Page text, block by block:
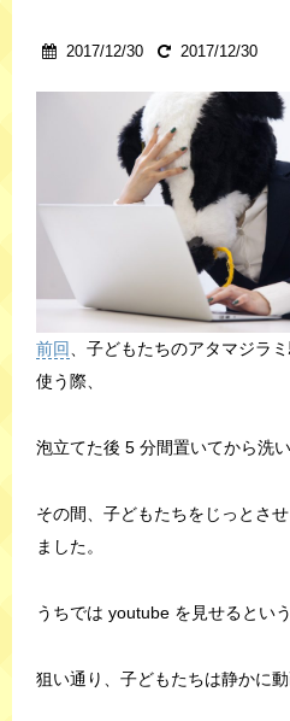
2017/12/30 2017/12/30
前回
、子どもたちのアタマジラ
使う際、
泡立てた後 5 分間置いてから洗
その間、子どもたちをじっとさ
ました。
うちでは youtube を見せるとい
狙い通り、子どもたちは静かに